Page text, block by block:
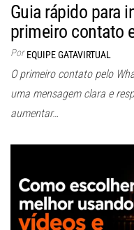
Guia rápido para
primeiro contato
Por EQUIPE GATAVIRTUAL
O primeiro contato pelo
uma mensagem clara e
aumentar…